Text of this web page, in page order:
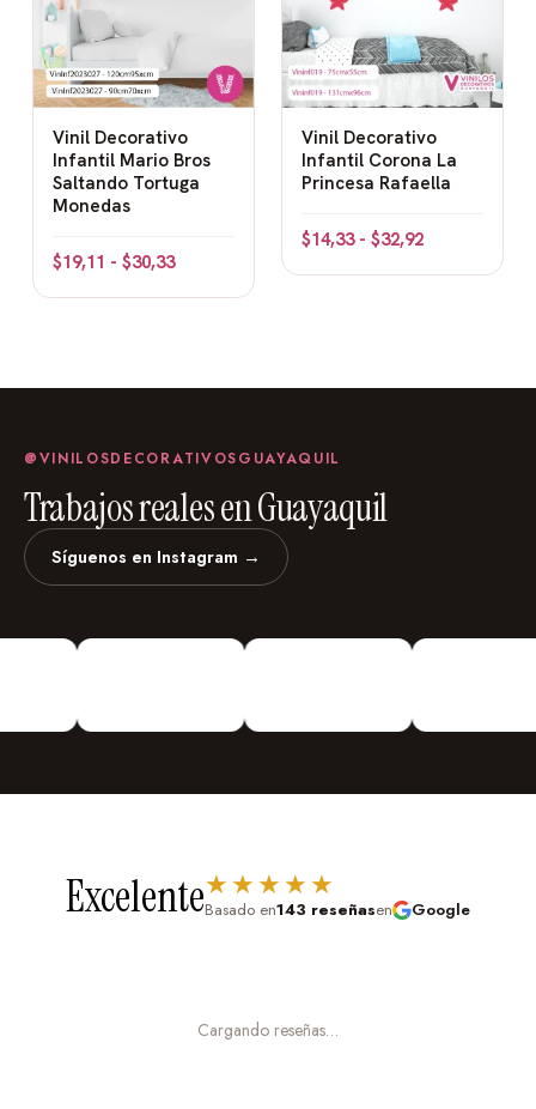
Vinil Decorativo
Infantil Mario Bros
Saltando Tortuga
Monedas
$19,11 - $30,33
Vinil Decorativo
Infantil Corona La
Princesa Rafaella
$14,33 - $32,92
@VINILOSDECORATIVOSGUAYAQUIL
Trabajos reales en Guayaquil
Síguenos en Instagram →
Decorativos De todo Tipo!
Urdesa Central Guayacanes entre
Excelente★★★★★
Basado en143 reseñasen Google
Cargando reseñas…